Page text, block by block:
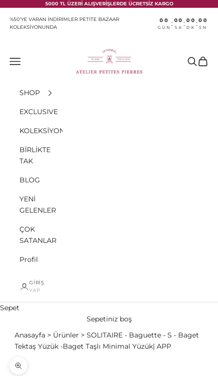
5000 TL ÜZERİ ALIŞVERİŞLERDE ÜCRETSİZ KARGO
%50'YE VARAN İNDİRİMLER PETITE BAZAAR
KOLEKSİYONUNDA
00
GÜN : 00
SA : 00
DK :00
SN
Atelier Petites Pierres
Menü
Ara Sepet
SHOP
EXCLUSIVE
KOLEKSİYONLAR
BİRLİKTE
TAK
BLOG
YENİ
GELENLER
ÇOK
SATANLAR
Profil
GIRIŞ
YAP
Sepet
Sepetiniz boş
Anasayfa
Ürünler
SOLITAIRE - Baguette - S - Baget
Tektaş Yüzük -Baget Taşlı Minimal Yüzük| APP
Yakınlaştır